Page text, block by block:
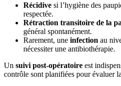
Récidive si l’hygiène des
respectée.
Rétraction transitoire de la
général spontanément.
Rarement, une infection au
nécessiter une antibiothérapie.
Un suivi post-opératoire est
contrôle sont planifiées pour évaluer